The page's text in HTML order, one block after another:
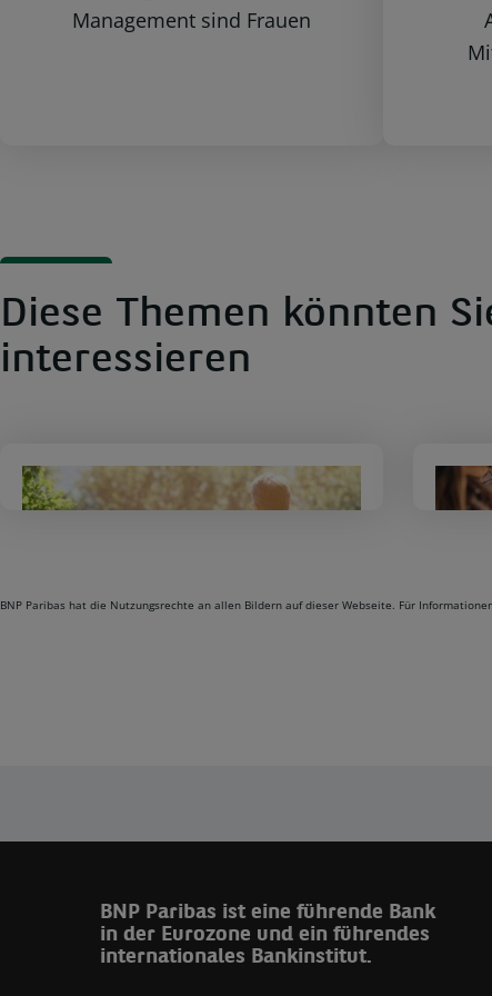
Management sind Frauen
Diese Themen könnten
interessieren
BNP Paribas hat die Nutzungsrechte an allen Bildern auf dieser Webseite. Für
BNP Paribas ist eine führende Bank
in der Eurozone und ein führendes
internationales Bankinstitut.